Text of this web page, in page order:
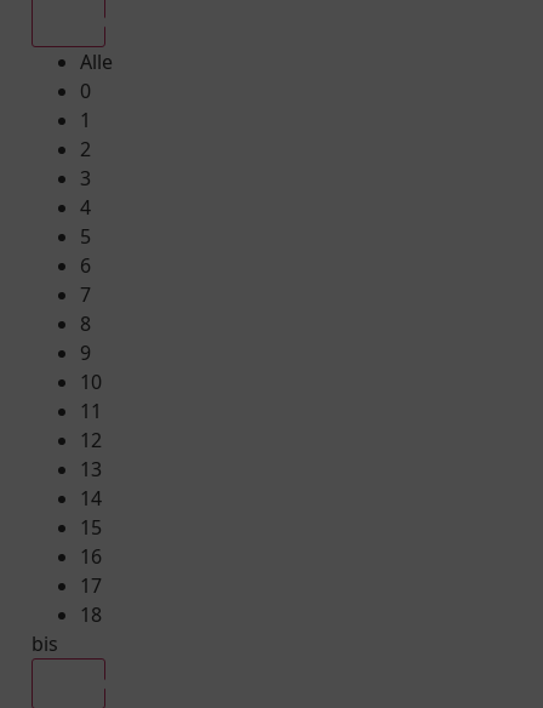
Alle
0
1
2
3
4
5
6
7
8
9
10
11
12
13
14
15
16
17
18
bis